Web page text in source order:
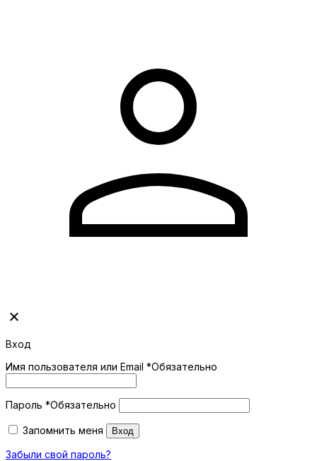
Вход
Имя пользователя или Email *Обязательно
Пароль *Обязательно
Запомнить меня Вход
Забыли свой пароль?